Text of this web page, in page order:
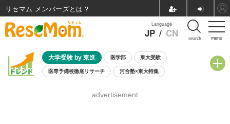
menu
Language
JP / CN search
大学受験 by 東進 医学部 東大受験
医専予備校徹底リサーチ 河合塾×東大特集
8月開催学校説明会・相談会
advertisement
リセマム メンバーズ